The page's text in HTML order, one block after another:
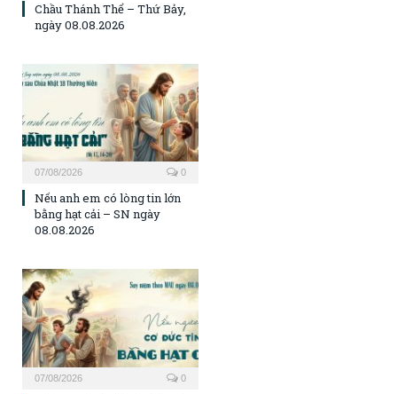
Chầu Thánh Thể – Thứ Bảy,
ngày 08.08.2026
07/08/2026 0
Nếu anh em có lòng tin lớn
bằng hạt cải – SN ngày
08.08.2026
07/08/2026 0